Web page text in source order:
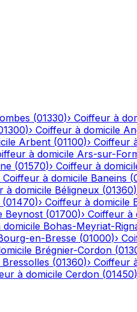
(01330)› Coiffeur à
)› Coiffeur à domicile
Arbent (01100)› Coiffeur
à domicile Ars-sur-
(01570)› Coiffeur à
Coiffeur à domicile Baneins (
à domicile Béligneux (01360)
(01470)› Coiffeur à domicile
Beynost (01700)› Coiffeur à
Bohas-Meyriat-
en-Bresse (01000)›
Brégnier-Cordon (
Bressolles (01360)› Coiffeur
à domicile Cerdon (01450)